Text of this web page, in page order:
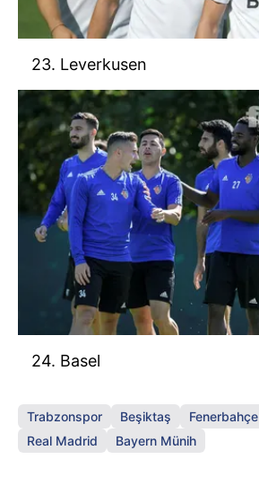
23. Leverkusen
24. Basel
Trabzonspor Beşiktaş Fenerbahçe
Real Madrid
Bayern Münih